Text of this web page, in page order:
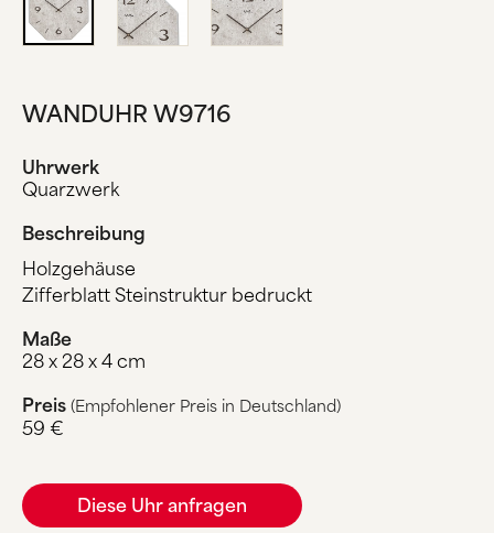
KONTAKT
WANDUHR W9716
Uhrwerk
Quarzwerk
Beschreibung
Holzgehäuse
Zifferblatt Steinstruktur bedruckt
Maße
28 x 28 x 4 cm
Preis(Empfohlener Preis in Deutschland)
59 €
Diese Uhr anfragen